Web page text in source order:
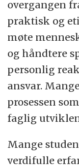
overgangen
praktisk og
møte
og håndtere
personlig
ansvar.
prosessen
faglig
Mange
verdifulle